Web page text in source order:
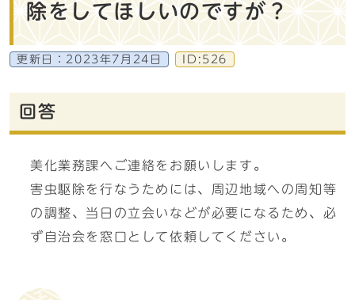
除をしてほしいのですが？
更新日： 2023年7月24日 ID:526
回答
美化業務課へご連絡をお願いします。
害虫駆除を行なうためには、周辺地域への周知等
の調整、当日の立会いなどが必要になるため、必
ず自治会を窓口として依頼してください。